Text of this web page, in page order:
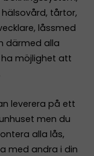
tårtor,
låssmed
därmed alla
möjlighet att
leverera på ett
men du
alla lås,
med andra i din